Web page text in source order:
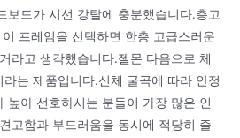
보드가 시선 강탈에 충분했습니다.층고
프레임을 선택하면 한층 고급스러운
라고 생각했습니다.젤몬 다음으로 체
는 제품입니다.신체 굴곡에 따라 안정
높아 선호하시는 분들이 가장 많은 인
고함과 부드러움을 동시에 적당히 즐